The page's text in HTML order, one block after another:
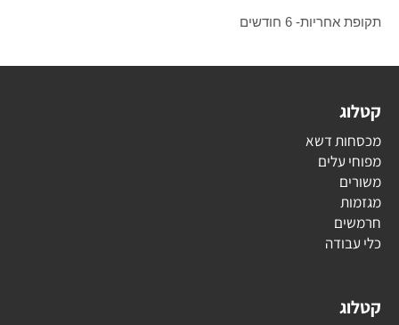
תקופת אחריות- 6 חודשים
קטלוג
מכסחות דשא
מפוחי עלים
משורים
מגזמות
חרמשים
כלי עבודה
קטלוג